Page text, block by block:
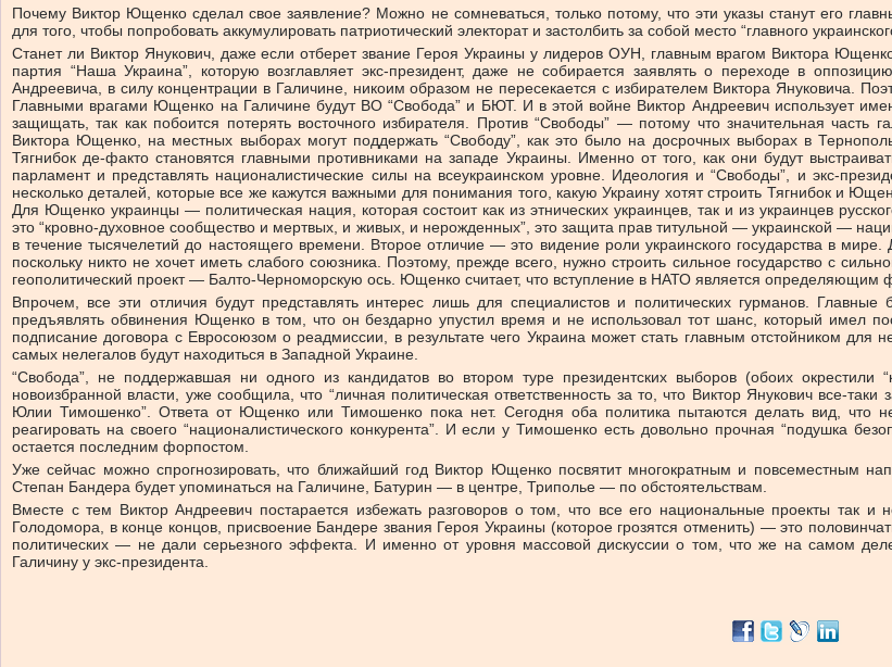
Почему Виктор Ющенко сделал свое заявление? Можно не сомневаться, только потому, что эти указы станут его
для того, чтобы попробовать аккумулировать патриотический электорат и застолбить за собой место “главного
Станет ли Виктор Янукович, даже если отберет звание Героя Украины у лидеров ОУН, главным врагом Виктора
партия “Наша Украина”, которую возглавляет экс-президент, даже не собирается заявлять о переходе в
Андреевича, в силу концентрации в Галичине, никоим образом не пересекается с избирателем Виктора Януковича.
Главными врагами Ющенко на Галичине будут ВО “Свобода” и БЮТ. И в этой войне Виктор Андреевич использует
защищать, так как побоится потерять восточного избирателя. Против “Свободы” — потому что значительная часть
Виктора Ющенко, на местных выборах могут поддержать “Свободу”, как это было на досрочных выборах в
Тягнибок де-факто становятся главными противниками на западе Украины. Именно от того, как они будут
парламент и представлять националистические силы на всеукраинском уровне. Идеология и “Свободы”, и экс-
несколько деталей, которые все же кажутся важными для понимания того, какую Украину хотят строить Тягнибок и
Для Ющенко украинцы — политическая нация, которая состоит как из этнических украинцев, так и из украинцев
это “кровно-духовное сообщество и мертвых, и живых, и нерожденных”, это защита прав титульной — украинской —
в течение тысячелетий до настоящего времени. Второе отличие — это видение роли украинского государства в
поскольку никто не хочет иметь слабого союзника. Поэтому, прежде всего, нужно строить сильное государство с
геополитический проект — Балто-Черноморскую ось. Ющенко считает, что вступление в НАТО является определяющим
Впрочем, все эти отличия будут представлять интерес лишь для специалистов и политических гурманов.
предъявлять обвинения Ющенко в том, что он бездарно упустил время и не использовал тот шанс, который имел
подписание договора с Евросоюзом о реадмиссии, в результате чего Украина может стать главным отстойником для
самых нелегалов будут находиться в Западной Украине.
“Свобода”, не поддержавшая ни одного из кандидатов во втором туре президентских выборов (обоих
новоизбранной власти, уже сообщила, что “личная политическая ответственность за то, что Виктор Янукович все-
Юлии Тимошенко”. Ответа от Ющенко или Тимошенко пока нет. Сегодня оба политика пытаются делать вид, что
реагировать на своего “националистического конкурента”. И если у Тимошенко есть довольно прочная “подушка
остается последним форпостом.
Уже сейчас можно спрогнозировать, что ближайший год Виктор Ющенко посвятит многократным и повсеместным
Степан Бандера будет упоминаться на Галичине, Батурин — в центре, Триполье — по обстоятельствам.
Вместе с тем Виктор Андреевич постарается избежать разговоров о том, что все его национальные проекты так
Голодомора, в конце концов, присвоение Бандере звания Героя Украины (которое грозятся отменить) — это
политических — не дали серьезного эффекта. И именно от уровня массовой дискуссии о том, что же на самом
Галичину у экс-президента.